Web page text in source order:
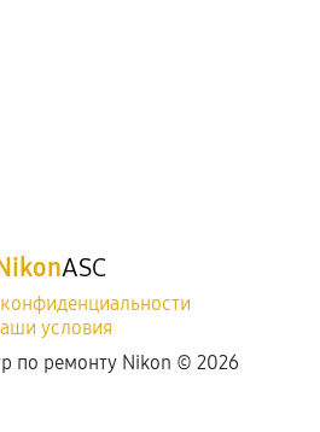
ASC
условия
по ремонту Nikon © 2026